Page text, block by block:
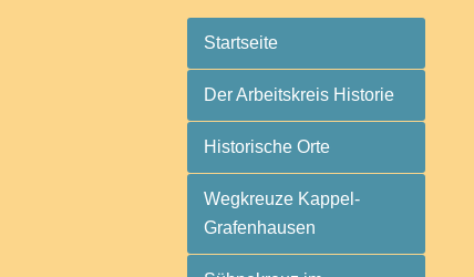
Startseite
Der Arbeitskreis Historie
Historische Orte
Wegkreuze Kappel-
Grafenhausen